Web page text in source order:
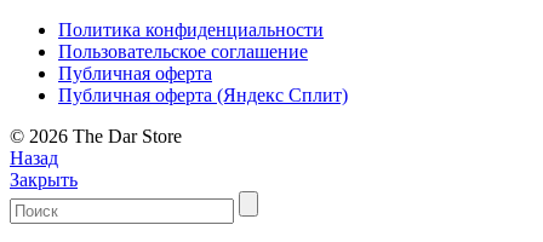
Политика конфиденциальности
Пользовательское соглашение
Публичная оферта
Публичная оферта (Яндекс Сплит)
© 2026 The Dar Store
Назад
Закрыть